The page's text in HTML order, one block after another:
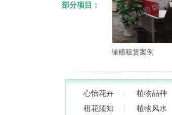
部分项目：
成都办公室绿植租赁案例
心怡花卉 植物品种
租花须知
植物风水